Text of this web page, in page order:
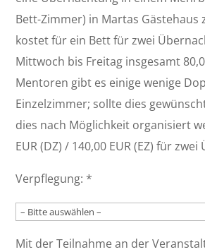
Bett-Zimmer) in Martas Gästehaus
kostet für ein Bett für zwei
Mittwoch bis Freitag insgesamt
Mentoren gibt es einige wenige
Einzelzimmer; sollte dies
dies nach Möglichkeit organisiert
EUR (DZ) / 140,00 EUR (EZ) für
Verpflegung: *
Mit der Teilnahme an der